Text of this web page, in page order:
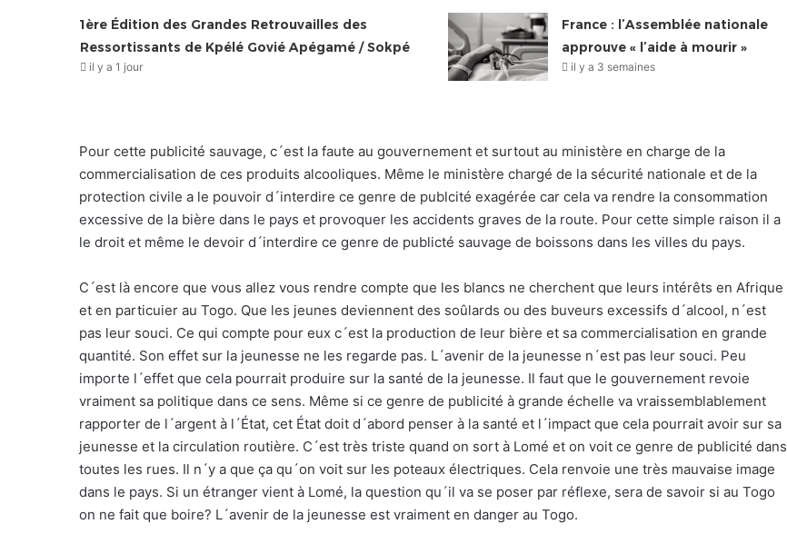
1ère Édition des Grandes Retrouvailles des
Ressortissants de Kpélé Govié Apégamé / Sokpé
il y a 1 jour
France : l’Assemblée nationale
approuve « l’aide à mourir »
il y a 3 semaines
Pour cette publicité sauvage, c´est la faute au gouvernement et surtout au ministère en charge de la
commercialisation de ces produits alcooliques. Même le ministère chargé de la sécurité nationale et de la
protection civile a le pouvoir d´interdire ce genre de publcité exagérée car cela va rendre la consommation
excessive de la bière dans le pays et provoquer les accidents graves de la route. Pour cette simple raison il a
le droit et même le devoir d´interdire ce genre de publicté sauvage de boissons dans les villes du pays.
C´est là encore que vous allez vous rendre compte que les blancs ne cherchent que leurs intérêts en Afrique
et en particuier au Togo. Que les jeunes deviennent des soûlards ou des buveurs excessifs d´alcool, n´est
pas leur souci. Ce qui compte pour eux c´est la production de leur bière et sa commercialisation en grande
quantité. Son effet sur la jeunesse ne les regarde pas. L´avenir de la jeunesse n´est pas leur souci. Peu
importe l´effet que cela pourrait produire sur la santé de la jeunesse. Il faut que le gouvernement revoie
vraiment sa politique dans ce sens. Même si ce genre de publicité à grande échelle va vraissemblablement
rapporter de l´argent à l´État, cet État doit d´abord penser à la santé et l´impact que cela pourrait avoir sur sa
jeunesse et la circulation routière. C´est très triste quand on sort à Lomé et on voit ce genre de publicité dans
toutes les rues. Il n´y a que ça qu´on voit sur les poteaux électriques. Cela renvoie une très mauvaise image
dans le pays. Si un étranger vient à Lomé, la question qu´il va se poser par réflexe, sera de savoir si au Togo
on ne fait que boire? L´avenir de la jeunesse est vraiment en danger au Togo.